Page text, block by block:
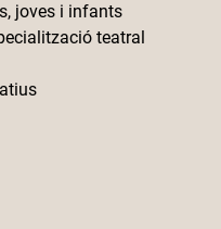
joves i infants
teatral